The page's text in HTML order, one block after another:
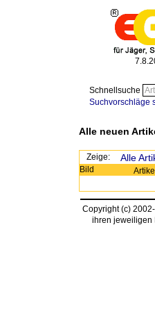
Schnellsuche
Suchvorschläge
Alle neuen
Zeige: Alle
Bild Artikel
Copyright (c)
ihren jeweiligen